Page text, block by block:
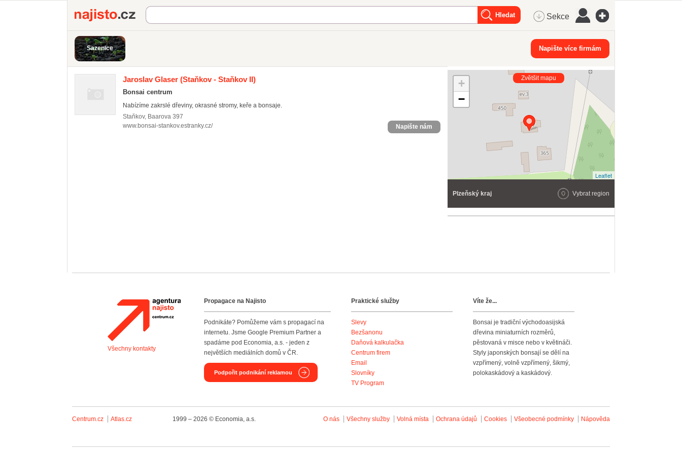
Najisto.cz Sekce
Sazenice Napište více firmám
Jaroslav Glaser (Staňkov - Staňkov II)
Bonsai centrum
Nabízíme zakrslé dřeviny, okrasné stromy, keře a bonsaje.
Staňkov, Baarova 397
www.bonsai-stankov.estranky.cz/
Napište nám
+
−
Leaflet
Zvětšit mapu
Plzeňský kraj Vybrat region
Agentura Najisto
Všechny kontakty
Propagace na Najisto
Podnikáte? Pomůžeme vám s propagací na
internetu. Jsme Google Premium Partner a
spadáme pod Economia, a.s. - jeden z
největších mediálních domů v ČR.
Podpořit podnikání reklamou
Praktické služby
Slevy
Bezšanonu
Daňová kalkulačka
Centrum firem
Email
Slovníky
TV Program
Víte že...
Bonsai je tradiční východoasijská
dřevina miniaturních rozměrů,
pěstovaná v misce nebo v květináči.
Styly japonských bonsají se dělí na
vzpřímený, volně vzpřímený, šikmý,
polokaskádový a kaskádový.
Centrum.cz Atlas.cz 1999 – 2026 © Economia, a.s. O nás Všechny služby Volná místa Ochrana údajů Cookies Všeobecné podmínky Nápověda